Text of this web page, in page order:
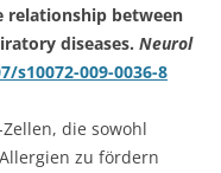
relationship between
diseases. Neurol
s10072-009-0036-8
die sowohl
zu fördern